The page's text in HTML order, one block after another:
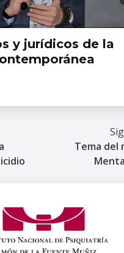
y jurídicos de la
Tema del